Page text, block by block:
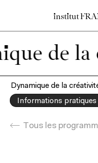
institut
institut
Entrez
de la
Dynamique de la
Informations pratiques
Tous les